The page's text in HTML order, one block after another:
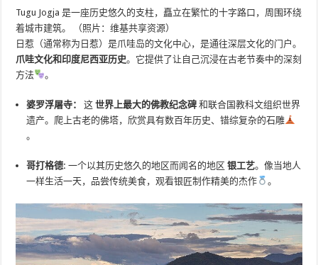
Tugu Jogja 是一座历史悠久的支柱，矗立在繁忙的十字路口，周围环绕
着城市建筑。 （照片：维基共享资源）
日惹（通常称为日惹）是爪哇岛的文化中心，是通往深层文化的门户。
爪哇文化和印度尼西亚历史。它提供了让自己沉浸在古老节奏中的深刻
方法
。
婆罗浮屠寺： 这世界上最大的佛教纪念碑 和联合国教科文组织世界
遗产。爬上古老的佛塔，欣赏具有数百年历史、错综复杂的石雕
。
哥打格德: 一个以其历史悠久的地区而闻名的地区银工艺。像当地人
一样生活一天，品尝传统美食，观看银匠制作精美的杰作
。